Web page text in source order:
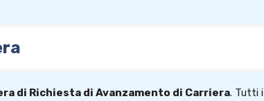
di Richiesta di Avanzamento di Carriera. Tutti i